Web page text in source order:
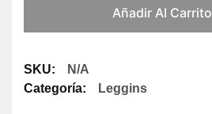
Añadir Al Carrito
SKU:
N/A
Categoría:
Leggins